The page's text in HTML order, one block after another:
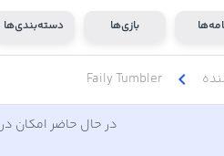
بازی‌ها دسته‌بندی‌ها
chevron_left
Faily Tumbler
در حال حاضر امکان